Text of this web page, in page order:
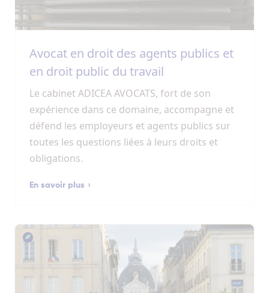
Avocat en droit des agents publics et
en droit public du travail
Le cabinet ADICEA AVOCATS, fort de son
expérience dans ce domaine, accompagne et
défend les employeurs et agents publics sur
toutes les questions liées à leurs droits et
obligations.
En savoir plus